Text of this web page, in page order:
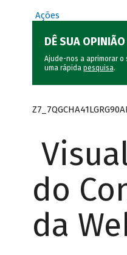
Ações
DÊ SUA OPINIÃO
Ajude-nos a aprimorar o
uma rápida pesquisa.
do
da